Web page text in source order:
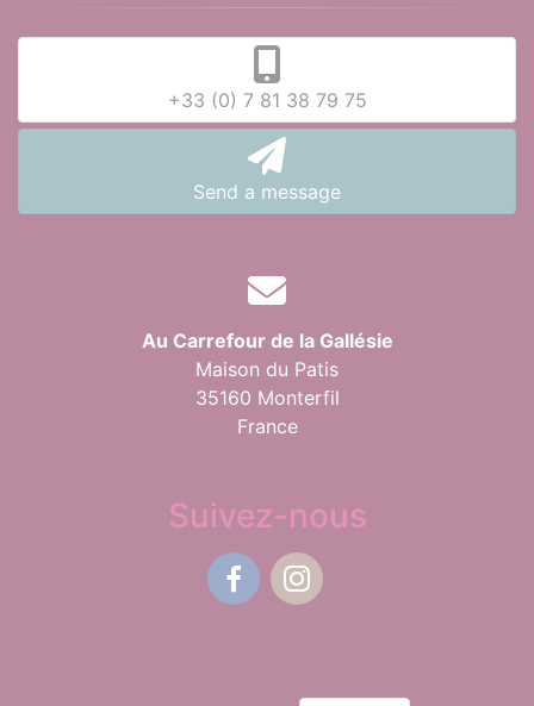
+33 (0) 7 81 38 79 75
Send a message
Au Carrefour de la Gallésie
Maison du Patis
35160 Monterfil
France
Suivez-nous